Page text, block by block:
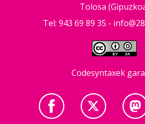
Tolosa
Tel: 943 69 89 35 -
Codesyntaxek